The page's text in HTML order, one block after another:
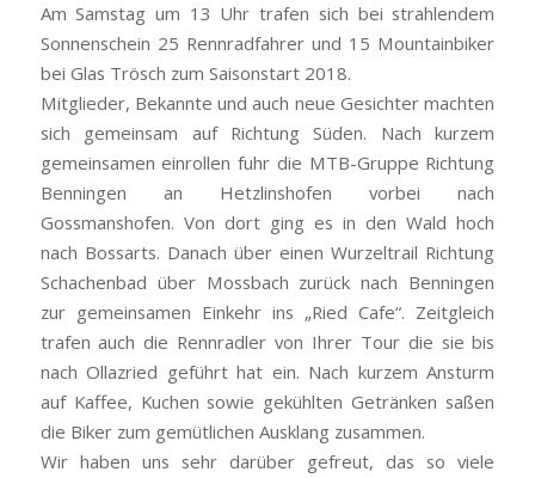
Am Samstag um 13 Uhr trafen sich bei strahlendem
Sonnenschein 25 Rennradfahrer und 15 Mountainbiker
bei Glas Trösch zum Saisonstart 2018.
Mitglieder, Bekannte und auch neue Gesichter machten
sich gemeinsam auf Richtung Süden. Nach kurzem
gemeinsamen einrollen fuhr die MTB-Gruppe Richtung
Benningen an Hetzlinshofen vorbei nach
Gossmanshofen. Von dort ging es in den Wald hoch
nach Bossarts. Danach über einen Wurzeltrail Richtung
Schachenbad über Mossbach zurück nach Benningen
zur gemeinsamen Einkehr ins „Ried Cafe“. Zeitgleich
trafen auch die Rennradler von Ihrer Tour die sie bis
nach Ollazried geführt hat ein. Nach kurzem Ansturm
auf Kaffee, Kuchen sowie gekühlten Getränken saßen
die Biker zum gemütlichen Ausklang zusammen.
Wir haben uns sehr darüber gefreut, das so viele